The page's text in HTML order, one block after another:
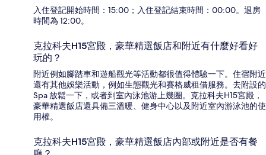
入住登記開始時間：15:00；入住登記結束時間：00:00。退房
時間為 12:00。
克拉科夫H15宮殿，豪華精選飯店和附近有什麼好看好
玩的？
附近例如腳踏車和遊船觀光等活動都很值得體驗一下。住宿附近
還有其他娛樂活動，例如生態觀光和賽格威租借服務。去附設的
Spa 放鬆一下，或者到室內泳池游上幾圈。克拉科夫H15宮殿，
豪華精選飯店還具備三溫暖、健身中心以及附近室內游泳池的使
用權。
克拉科夫H15宮殿，豪華精選飯店內部或附近是否有餐